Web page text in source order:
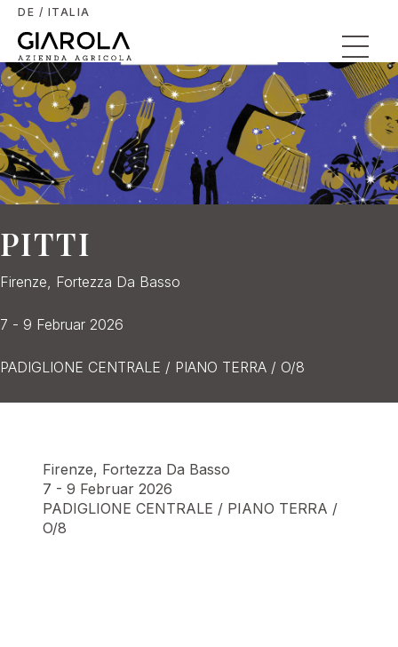
DE / ITALIA
PITTI
Firenze, Fortezza Da Basso
7 - 9 Februar 2026
PADIGLIONE CENTRALE / PIANO TERRA / O/8
Firenze, Fortezza Da Basso
7 - 9 Februar 2026
PADIGLIONE CENTRALE / PIANO TERRA /
O/8